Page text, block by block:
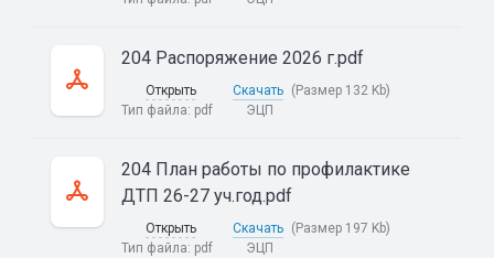
204 Распоряжение 2026 г.pdf
Открыть Скачать (Размер 132 Kb)
Тип файла: pdf ЭЦП
204 План работы по профилактике
ДТП 26-27 уч.год.pdf
Открыть Скачать (Размер 197 Kb)
Тип файла: pdf ЭЦП